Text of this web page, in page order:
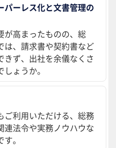
パーレス化と文書管理の
が高まったものの、総
は、請求書や契約書など
きず、出社を余儀なくさ
ょうか。
ご利用いただける、総務
連法令や実務ノウハウな
。